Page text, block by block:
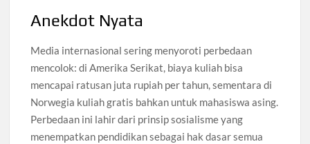
Anekdot Nyata
Media internasional sering menyoroti perbedaan
mencolok: di Amerika Serikat, biaya kuliah bisa
mencapai ratusan juta rupiah per tahun, sementara di
Norwegia kuliah gratis bahkan untuk mahasiswa asing.
Perbedaan ini lahir dari prinsip sosialisme yang
menempatkan pendidikan sebagai hak dasar semua